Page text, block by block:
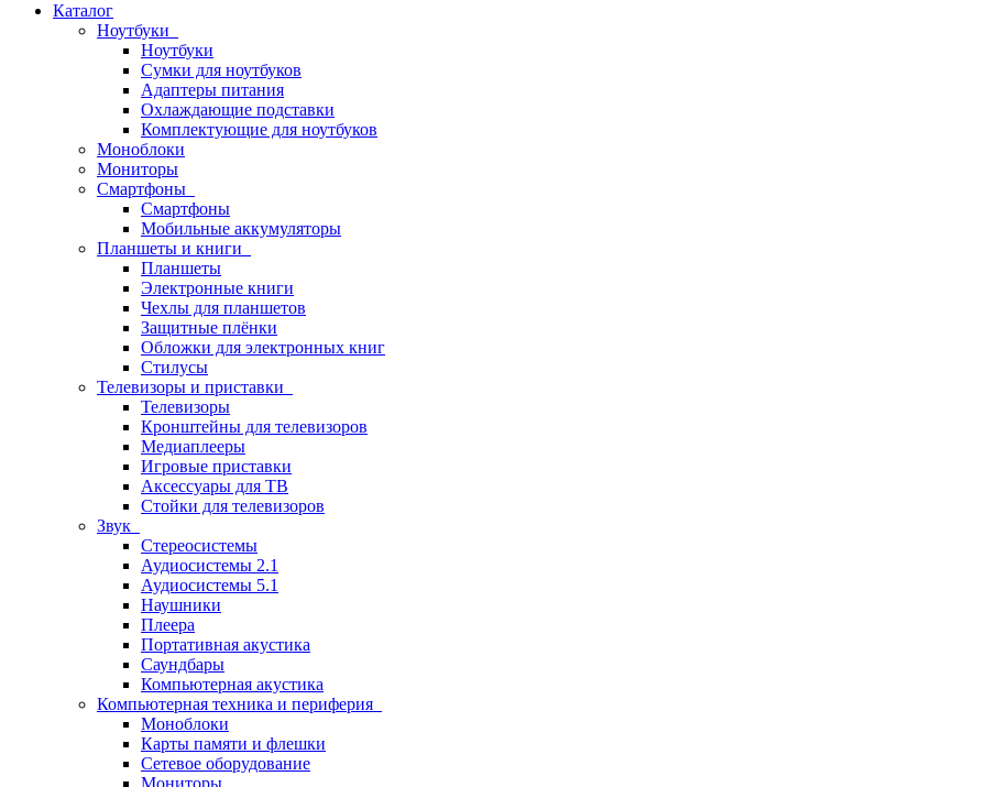
Каталог
Ноутбуки
Ноутбуки
Сумки для ноутбуков
Адаптеры питания
Охлаждающие подставки
Комплектующие для ноутбуков
Моноблоки
Мониторы
Смартфоны
Смартфоны
Мобильные аккумуляторы
Планшеты и книги
Планшеты
Электронные книги
Чехлы для планшетов
Защитные плёнки
Обложки для электронных книг
Стилусы
Телевизоры и приставки
Телевизоры
Кронштейны для телевизоров
Медиаплееры
Игровые приставки
Аксессуары для ТВ
Стойки для телевизоров
Звук
Стереосистемы
Аудиосистемы 2.1
Аудиосистемы 5.1
Наушники
Плеера
Портативная акустика
Саундбары
Компьютерная акустика
Компьютерная техника и периферия
Моноблоки
Карты памяти и флешки
Сетевое оборудование
Мониторы